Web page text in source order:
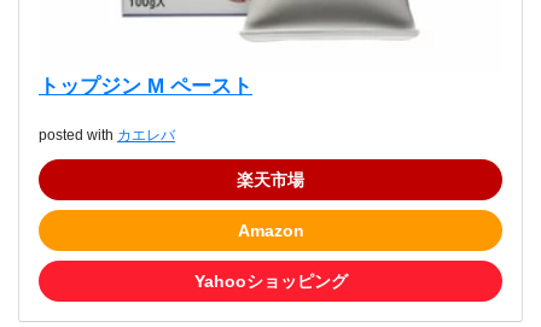
トップジン M ペースト
posted with カエレバ
楽天市場
Amazon
Yahooショッピング